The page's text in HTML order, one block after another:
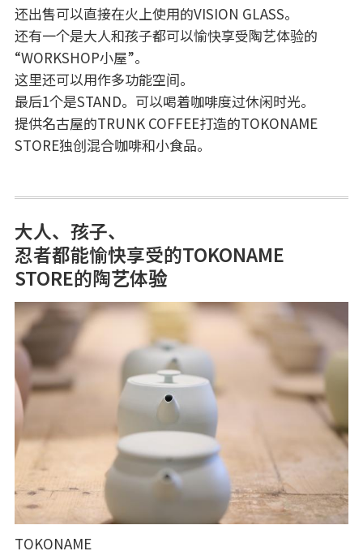
还出售可以直接在火上使用的VISION GLASS。
还有一个是大人和孩子都可以愉快享受陶艺体验的
“WORKSHOP小屋”。
这里还可以用作多功能空间。
最后1个是STAND。可以喝着咖啡度过休闲时光。
提供名古屋的TRUNK COFFEE打造的TOKONAME
STORE独创混合咖啡和小食品。
大人、孩子、
忍者都能愉快享受的TOKONAME
STORE的陶艺体验
TOKONAME